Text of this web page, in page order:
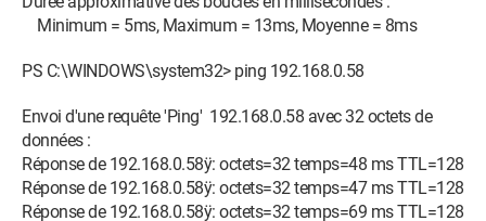
Minimum = 5ms, Maximum = 13ms, Moyenne = 8ms
PS C:\WINDOWS\system32> ping 192.168.0.58
Envoi d'une requête 'Ping' 192.168.0.58 avec 32 octets de
données :
Réponse de 192.168.0.58ÿ: octets=32 temps=48 ms TTL=128
Réponse de 192.168.0.58ÿ: octets=32 temps=47 ms TTL=128
Réponse de 192.168.0.58ÿ: octets=32 temps=69 ms TTL=128